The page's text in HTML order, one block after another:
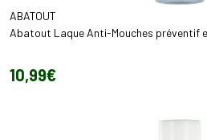
ABATOUT
Abatout Laque Anti-Mouches préventif
10,99€